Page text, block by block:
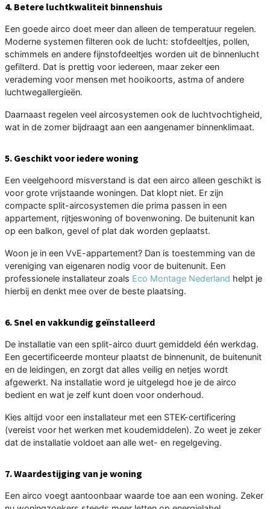
4. Betere luchtkwaliteit binnenshuis
Een goede airco doet meer dan alleen de temperatuur regelen.
Moderne systemen filteren ook de lucht: stofdeeltjes, pollen,
schimmels en andere fijnstofdeeltjes worden uit de binnenlucht
gefilterd. Dat is prettig voor iedereen, maar zeker een
verademing voor mensen met hooikoorts, astma of andere
luchtwegallergieën.
Daarnaast regelen veel aircosystemen ook de luchtvochtigheid,
wat in de zomer bijdraagt aan een aangenamer binnenklimaat.
5. Geschikt voor iedere woning
Een veelgehoord misverstand is dat een airco alleen geschikt is
voor grote vrijstaande woningen. Dat klopt niet. Er zijn
compacte split-aircosystemen die prima passen in een
appartement, rijtjeswoning of bovenwoning. De buitenunit kan
op een balkon, gevel of plat dak worden geplaatst.
Woon je in een VvE-appartement? Dan is toestemming van de
vereniging van eigenaren nodig voor de buitenunit. Een
professionele installateur zoals Eco Montage Nederland helpt je
hierbij en denkt mee over de beste plaatsing.
6. Snel en vakkundig geïnstalleerd
De installatie van een split-airco duurt gemiddeld één werkdag.
Een gecertificeerde monteur plaatst de binnenunit, de buitenunit
en de leidingen, en zorgt dat alles veilig en netjes wordt
afgewerkt. Na installatie word je uitgelegd hoe je de airco
bedient en wat je zelf kunt doen voor onderhoud.
Kies altijd voor een installateur met een STEK-certificering
(vereist voor het werken met koudemiddelen). Zo weet je zeker
dat de installatie voldoet aan alle wet- en regelgeving.
7. Waardestijging van je woning
Een airco voegt aantoonbaar waarde toe aan een woning. Zeker